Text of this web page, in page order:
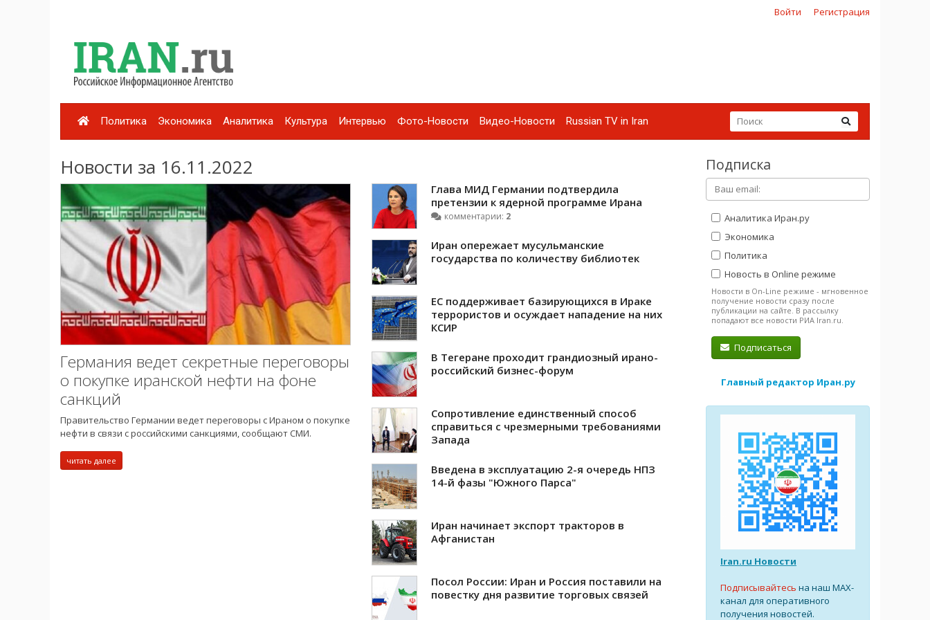
Войти Регистрация
Политика Экономика Аналитика Культура Интервью Фото-Новости Видео-Новости Russian TV in Iran
Новости за 16.11.2022
Германия ведет секретные переговоры
о покупке иранской нефти на фоне
санкций
Правительство Германии ведет переговоры с Ираном о покупке
нефти в связи с российскими санкциями, сообщают СМИ.
читать далее
Глава МИД Германии подтвердила
претензии к ядерной программе Ирана
комментарии: 2
Иран опережает мусульманские
государства по количеству библиотек
ЕС поддерживает базирующихся в Ираке
террористов и осуждает нападение на них
КСИР
В Тегеране проходит грандиозный ирано-
российский бизнес-форум
Сопротивление единственный способ
справиться с чрезмерными требованиями
Запада
Введена в эксплуатацию 2-я очередь НПЗ
14-й фазы "Южного Парса"
Иран начинает экспорт тракторов в
Афганистан
Посол России: Иран и Россия поставили на
повестку дня развитие торговых связей
Подписка
Аналитика Иран.ру
Экономика
Политика
Новость в Online режиме
Новости в On-Line режиме - мгновенное
получение новости сразу после
публикации на сайте. В рассылку
попадают все новости РИА Iran.ru.
Подписаться
Главный редактор Иран.ру
Iran.ru Новости
Подписывайтесь на наш MAX-
канал для оперативного
получения новостей.